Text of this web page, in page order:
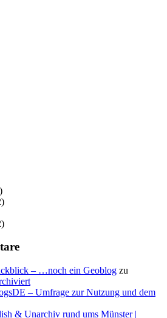
– …noch ein Geoblog zu
– Umfrage zur Nutzung und dem
& Unarchiv rund ums Münster |